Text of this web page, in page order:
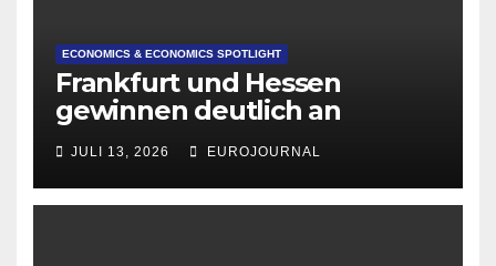
ECONOMICS & ECONOMICS SPOTLIGHT
Frankfurt und Hessen
gewinnen deutlich an
Attraktivität für Startup-
Gründungen
JULI 13, 2026 EUROJOURNAL